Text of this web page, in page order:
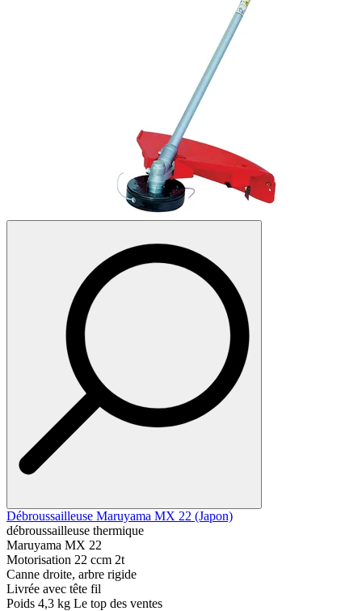
Débroussailleuse Maruyama MX 22 (Japon)
débroussailleuse thermique
Maruyama MX 22
Motorisation 22 ccm 2t
Canne droite, arbre rigide
Livrée avec tête fil
Poids 4,3 kg Le top des ventes